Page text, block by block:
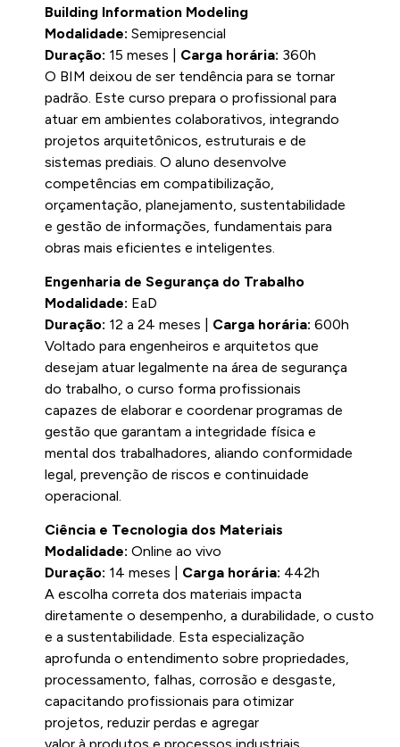
Building Information Modeling
Modalidade: Semipresencial
Duração: 15 meses | Carga horária: 360h
O BIM deixou de ser tendência para se tornar
padrão. Este curso prepara o profissional para
atuar em ambientes colaborativos, integrando
projetos arquitetônicos, estruturais e de
sistemas prediais. O aluno desenvolve
competências em compatibilização,
orçamentação, planejamento, sustentabilidade
e gestão de informações, fundamentais para
obras mais eficientes e inteligentes.
Engenharia de Segurança do Trabalho
Modalidade: EaD
Duração: 12 a 24 meses | Carga horária: 600h
Voltado para engenheiros e arquitetos que
desejam atuar legalmente na área de segurança
do trabalho, o curso forma profissionais
capazes de elaborar e coordenar programas de
gestão que garantam a integridade física e
mental dos trabalhadores, aliando conformidade
legal, prevenção de riscos e continuidade
operacional.
Ciência e Tecnologia dos Materiais
Modalidade: Online ao vivo
Duração: 14 meses | Carga horária: 442h
A escolha correta dos materiais impacta
diretamente o desempenho, a durabilidade, o custo
e a sustentabilidade. Esta especialização
aprofunda o entendimento sobre propriedades,
processamento, falhas, corrosão e desgaste,
capacitando profissionais para otimizar
projetos, reduzir perdas e agregar